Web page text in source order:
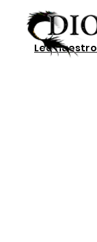
Lee nuestro